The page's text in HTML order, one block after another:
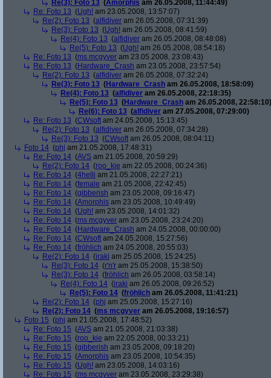
Re(3): Foto 13 (Amorphis am 26.05.2008, 11:44:49)
Re: Foto 13 (Ugh! am 23.05.2008, 13:57:07)
Re(2): Foto 13 (alfidiver am 26.05.2008, 07:31:39)
Re(3): Foto 13 (Ugh! am 26.05.2008, 08:41:59)
Re(4): Foto 13 (alfidiver am 26.05.2008, 08:48:08)
Re(5): Foto 13 (Ugh! am 26.05.2008, 08:54:18)
Re: Foto 13 (ms mcgyver am 23.05.2008, 23:08:43)
Re: Foto 13 (Hardware_Crash am 23.05.2008, 23:57:54)
Re(2): Foto 13 (alfidiver am 26.05.2008, 07:32:24)
Re(3): Foto 13 (Hardware_Crash am 26.05.2008, 18:58:09)
Re(4): Foto 13 (alfidiver am 26.05.2008, 22:18:35)
Re(5): Foto 13 (Hardware_Crash am 26.05.2008, 22:58:10)
Re(6): Foto 13 (alfidiver am 27.05.2008, 07:29:00)
Re: Foto 13 (CWsoft am 24.05.2008, 15:13:45)
Re(2): Foto 13 (alfidiver am 26.05.2008, 07:34:28)
Re(3): Foto 13 (CWsoft am 26.05.2008, 08:04:11)
Foto 14 (phj am 21.05.2008, 17:48:31)
Re: Foto 14 (AVS am 21.05.2008, 20:59:29)
Re(2): Foto 14 (roo_kie am 22.05.2008, 00:24:36)
Re: Foto 14 (4helli am 21.05.2008, 22:27:21)
Re: Foto 14 (female am 21.05.2008, 22:42:45)
Re: Foto 14 (gibberish am 23.05.2008, 09:16:47)
Re: Foto 14 (Amorphis am 23.05.2008, 10:49:49)
Re: Foto 14 (Ugh! am 23.05.2008, 14:01:32)
Re: Foto 14 (ms mcgyver am 23.05.2008, 23:24:20)
Re: Foto 14 (Hardware_Crash am 24.05.2008, 00:00:00)
Re: Foto 14 (CWsoft am 24.05.2008, 15:27:56)
Re: Foto 14 (fröhlich am 24.05.2008, 20:55:03)
Re(2): Foto 14 (iraki am 25.05.2008, 15:24:25)
Re(3): Foto 14 (r'n'r am 25.05.2008, 15:38:50)
Re(3): Foto 14 (fröhlich am 26.05.2008, 03:58:14)
Re(4): Foto 14 (iraki am 26.05.2008, 09:26:52)
Re(5): Foto 14 (fröhlich am 26.05.2008, 11:41:21)
Re(2): Foto 14 (phj am 25.05.2008, 15:27:16)
Re(2): Foto 14 (ms mcgyver am 26.05.2008, 19:16:57)
Foto 15 (phj am 21.05.2008, 17:48:52)
Re: Foto 15 (AVS am 21.05.2008, 21:03:38)
Re: Foto 15 (roo_kie am 22.05.2008, 00:33:21)
Re: Foto 15 (gibberish am 23.05.2008, 09:18:20)
Re: Foto 15 (Amorphis am 23.05.2008, 10:54:35)
Re: Foto 15 (Ugh! am 23.05.2008, 14:03:16)
Re: Foto 15 (ms mcgyver am 23.05.2008, 23:29:38)